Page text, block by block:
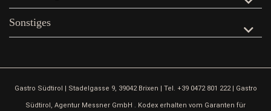
Sonstiges
Gastro Südtirol | Stadelgasse 9, 39042 Brixen | Tel. +39 0472 801 222 | Gastro
Südtirol, Agentur Messner GmbH . Kodex erhalten vom Garanten für